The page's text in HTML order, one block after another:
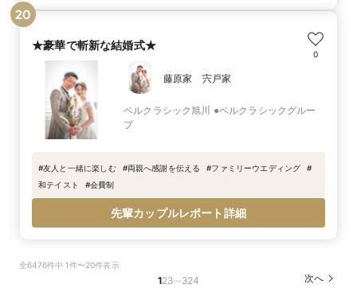
20
★豪華で斬新な結婚式★
0
藤原家 宍戸家
ベルクラシック旭川 ●ベルクラシックグルー
プ
#友人と一緒に楽しむ #両親へ感謝を伝える #ファミリーウエディング
#
和テイスト
#会費制
先輩カップルレポート詳細
全6476件中 1件〜20件表示
123…324 次へ